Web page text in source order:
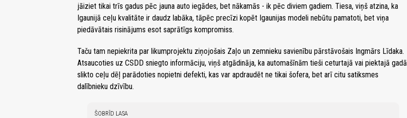
jāiziet tikai trīs gadus pēc jauna auto iegādes, bet nākamās - ik pēc diviem gadiem. Tiesa, viņš atzina, ka
Igaunijā ceļu kvalitāte ir daudz labāka, tāpēc precīzi kopēt Igaunijas modeli nebūtu pamatoti, bet viņa
piedāvātais risinājums esot saprātīgs kompromiss.
Taču tam nepiekrita par likumprojektu ziņojošais Zaļo un zemnieku savienību pārstāvošais Ingmārs Līdaka.
Atsaucoties uz CSDD sniegto informāciju, viņš atgādināja, ka automašīnām tieši ceturtajā vai piektajā gadā
slikto ceļu dēļ parādoties nopietni defekti, kas var apdraudēt ne tikai šofera, bet arī citu satiksmes
dalībnieku dzīvību.
ŠOBRĪD LASA